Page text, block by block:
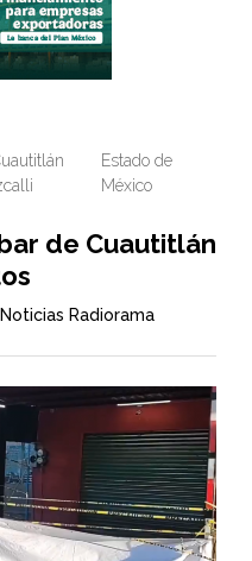
Estado de
México
de Cuautitlán
Noticias Radiorama